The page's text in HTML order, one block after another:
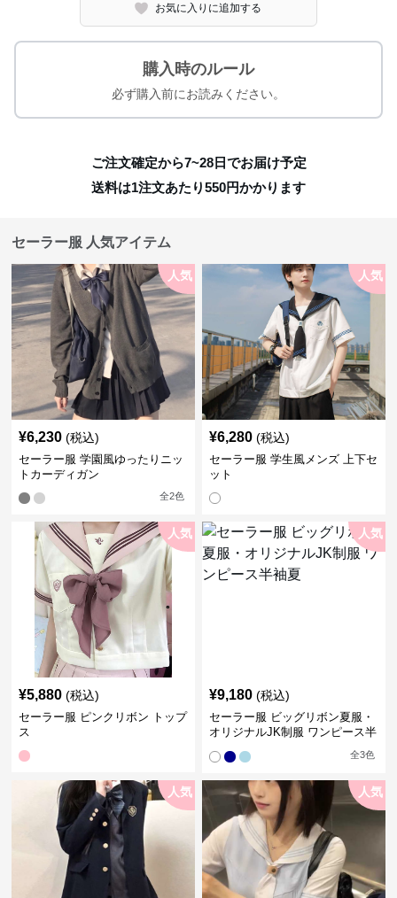
お気に入りに追加する
購入時のルール
必ず購入前にお読みください。
ご注文確定から7~28日でお届け予定
送料は1注文あたり550円かかります
セーラー服 人気アイテム
人気
¥6,230 (税込)
セーラー服 学園風ゆったりニッ
トカーディガン
全2色
人気
¥6,280 (税込)
セーラー服 学生風メンズ 上下セ
ット
人気
¥5,880 (税込)
セーラー服 ピンクリボン トップ
ス
人気
¥9,180 (税込)
セーラー服 ビッグリボン夏服・
オリジナルJK制服 ワンピース半
全3色
人気 人気